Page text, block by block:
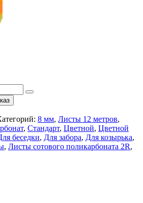
8 мм, Листы 12 метров,
, Стандарт, Цветной, Цветной
беседки, Для забора, Для козырька,
, Листы сотового поликарбоната 2R,